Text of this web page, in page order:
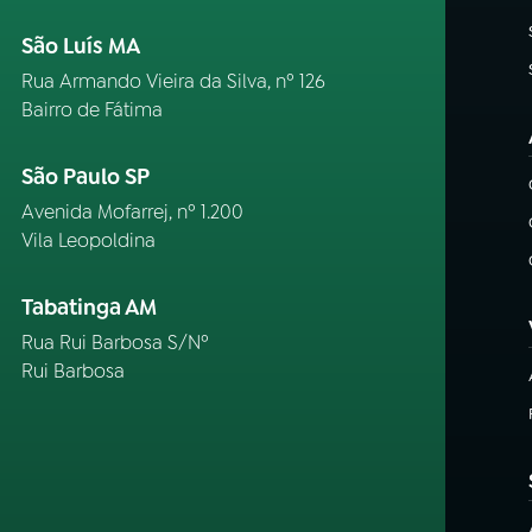
São Luís MA
Rua Armando Vieira da Silva, nº 126
Bairro de Fátima
São Paulo SP
Avenida Mofarrej, nº 1.200
Vila Leopoldina
Tabatinga AM
Rua Rui Barbosa S/Nº
Rui Barbosa